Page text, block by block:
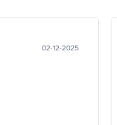
02-12-2025